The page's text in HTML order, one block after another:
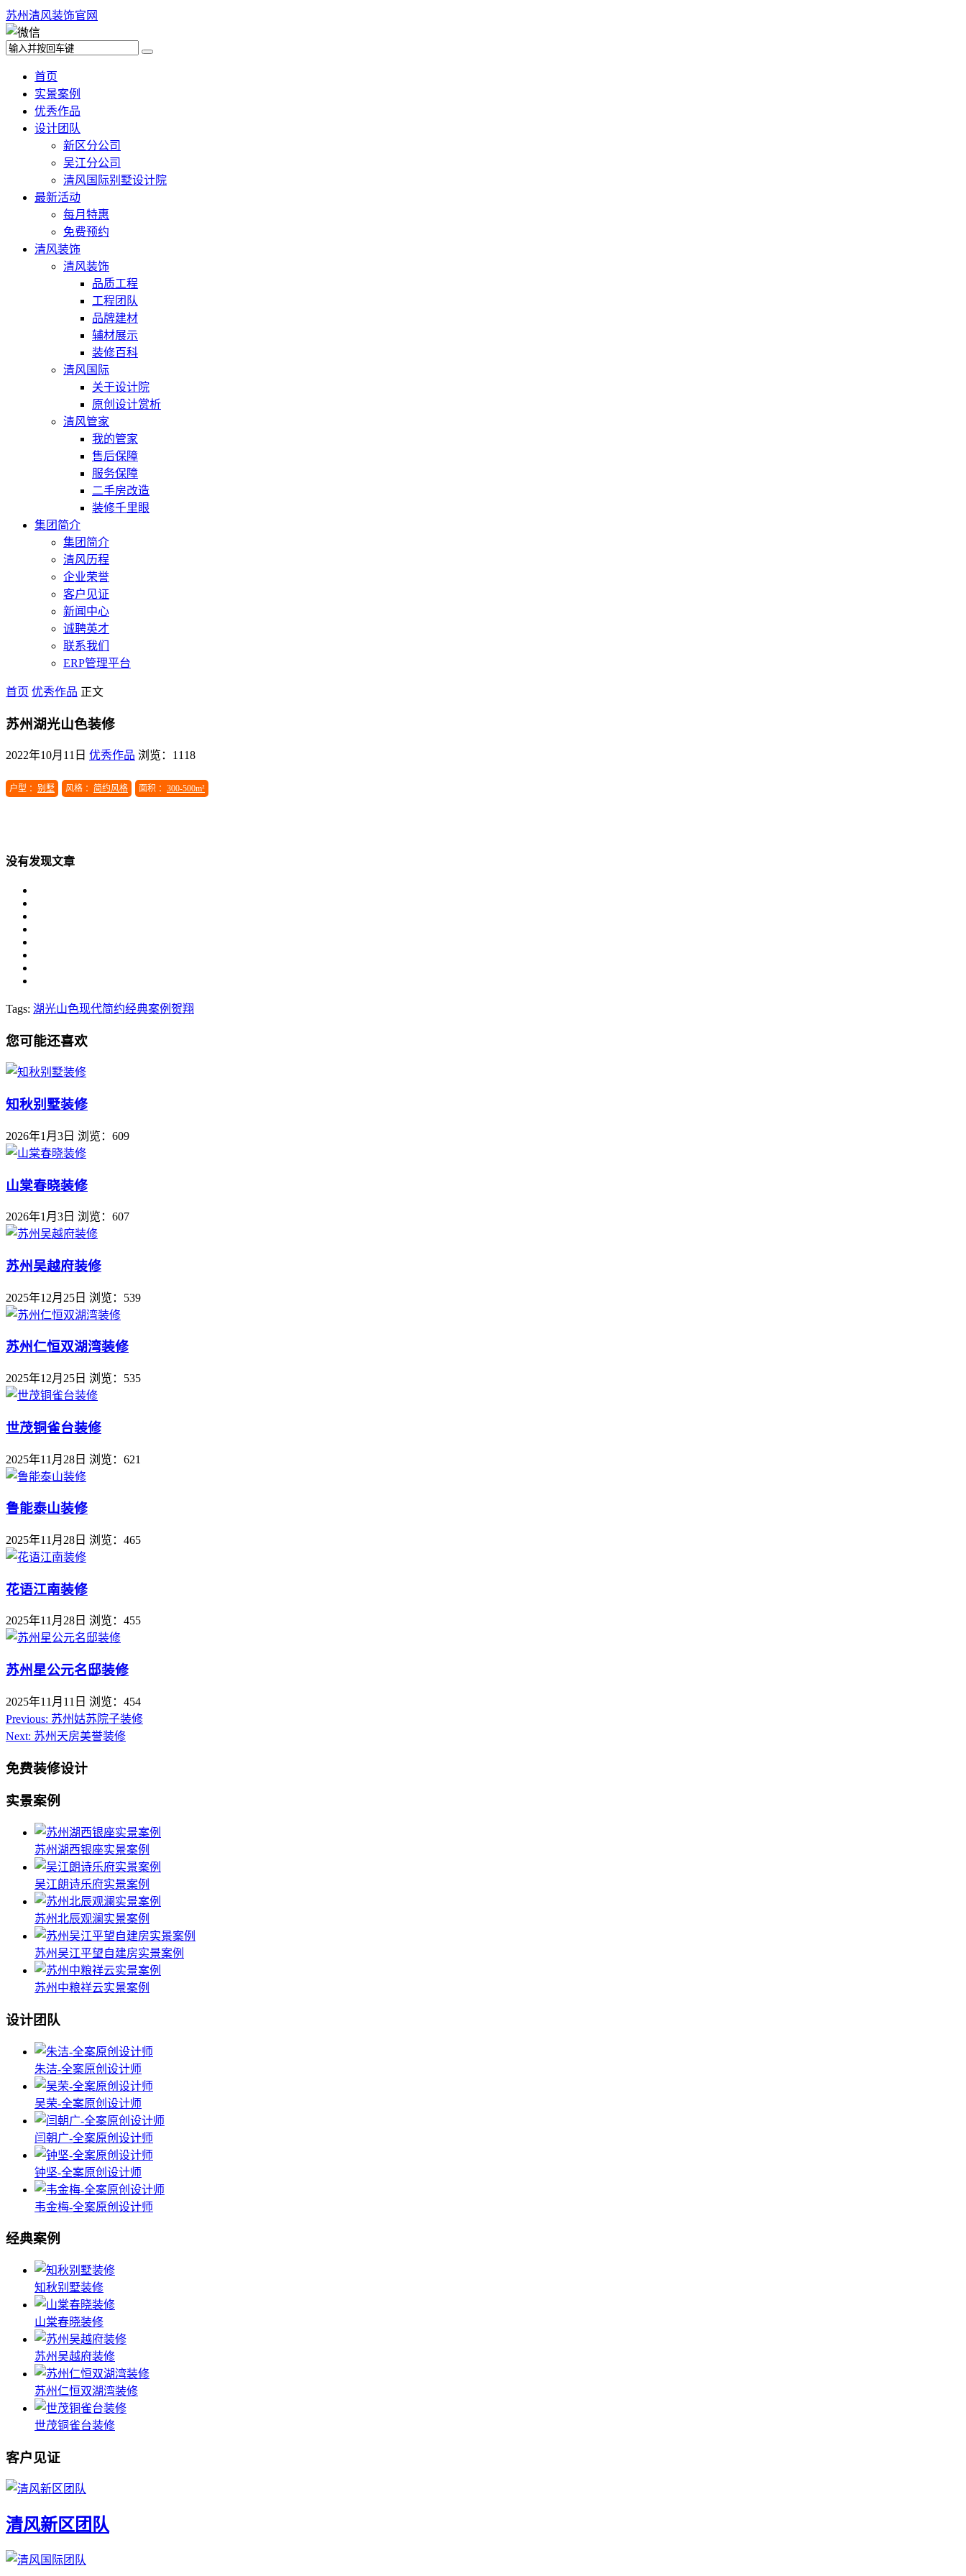
苏州清风装饰官网
首页
实景案例
优秀作品
设计团队
新区分公司
吴江分公司
清风国际别墅设计院
最新活动
每月特惠
免费预约
清风装饰
清风装饰
品质工程
工程团队
品牌建材
辅材展示
装修百科
清风国际
关于设计院
原创设计赏析
清风管家
我的管家
售后保障
服务保障
二手房改造
装修千里眼
集团简介
集团简介
清风历程
企业荣誉
客户见证
新闻中心
诚聘英才
联系我们
ERP管理平台
首页 优秀作品 正文
苏州湖光山色装修
2022年10月11日 优秀作品 浏览：1118
户型 ： 别墅 风格 ： 简约风格 面积 ： 300-500m²
没有发现文章
Tags: 湖光山色现代简约经典案例 贺翔
您可能还喜欢
知秋别墅装修
2026年1月3日 浏览：609
山棠春晓装修
2026年1月3日 浏览：607
苏州吴越府装修
2025年12月25日 浏览：539
苏州仁恒双湖湾装修
2025年12月25日 浏览：535
世茂铜雀台装修
2025年11月28日 浏览：621
鲁能泰山装修
2025年11月28日 浏览：465
花语江南装修
2025年11月28日 浏览：455
苏州星公元名邸装修
2025年11月11日 浏览：454
Previous: 苏州姑苏院子装修
Next: 苏州天房美誉装修
免费装修设计
实景案例
苏州湖西银座实景案例
吴江朗诗乐府实景案例
苏州北辰观澜实景案例
苏州吴江平望自建房实景案例
苏州中粮祥云实景案例
设计团队
朱洁-全案原创设计师
吴荣-全案原创设计师
闫朝广-全案原创设计师
钟坚-全案原创设计师
韦金梅-全案原创设计师
经典案例
知秋别墅装修
山棠春晓装修
苏州吴越府装修
苏州仁恒双湖湾装修
世茂铜雀台装修
客户见证
清风新区团队